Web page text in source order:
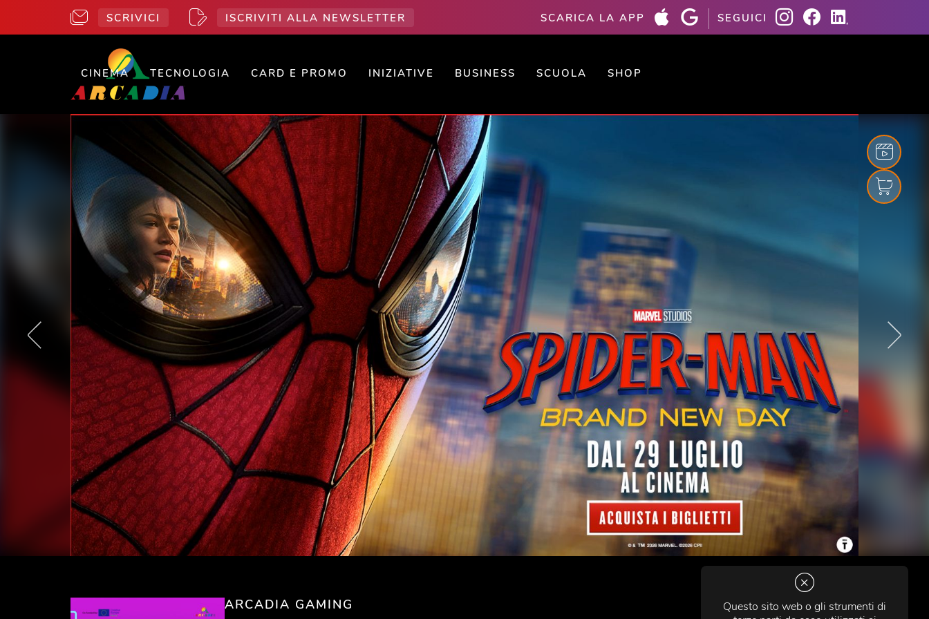
Questo sito web o gli strumenti di
SCRIVICI ISCRIVITI ALLA NEWSLETTER SCARICA LA APP SEGUICI
CINEMA TECNOLOGIA CARD E PROMO INIZIATIVE BUSINESS SCUOLA SHOP
ARCADIA GAMING